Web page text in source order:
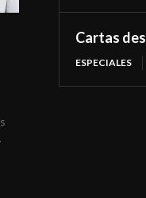
Cartas
ESPECIALES